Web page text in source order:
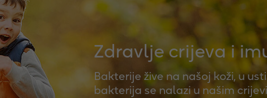
Zdravlje crijeva i
Bakterije žive na našoj koži, u
bakterija se nalazi u našim